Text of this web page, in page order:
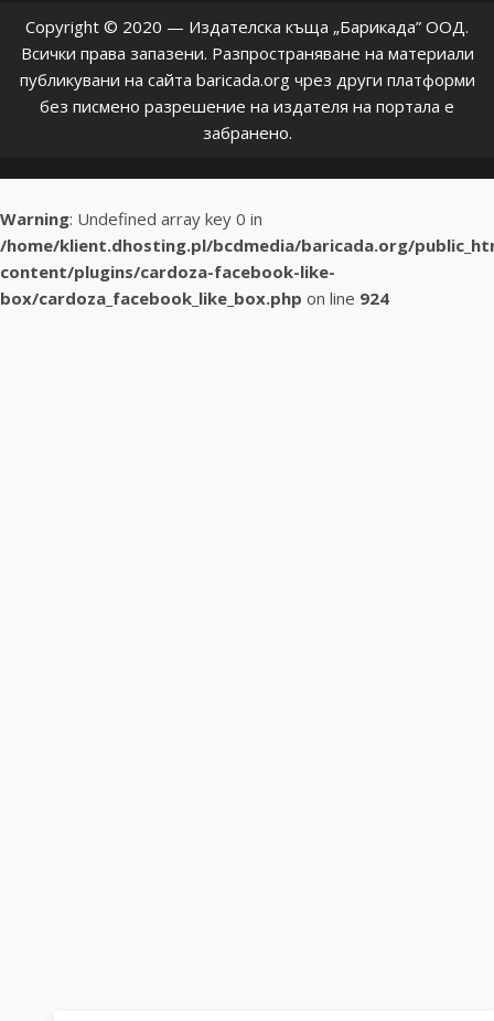
Copyright © 2020 — Издателска къща „Барикада” ООД.
Всички права запазени. Разпространяване на материали
публикувани на сайта baricada.org чрез други платформи
без писмено разрешение на издателя на портала е
забранено.
Warning: Undefined array key 0 in
/home/klient.dhosting.pl/bcdmedia/baricada.org/
content/plugins/cardoza-facebook-like-
box/cardoza_facebook_like_box.php on line 924